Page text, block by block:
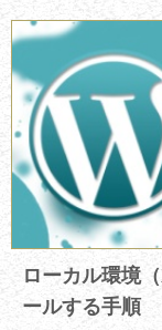
ローカル環境
ールする手順